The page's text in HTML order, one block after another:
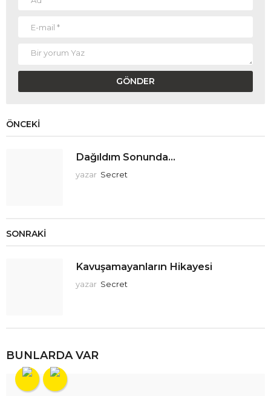
ÖNCEKI
Dağıldım Sonunda...
yazar Secret
SONRAKI
Kavuşamayanların Hikayesi
yazar Secret
BUNLARDA VAR